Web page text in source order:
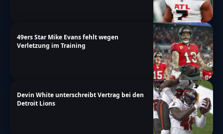
49ers Star Mike Evans fehlt wegen
Verletzung im Training
Devin White unterschreibt Vertrag bei den
Detroit Lions